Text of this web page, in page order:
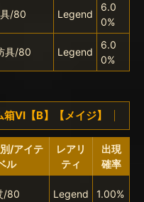
/80 Legend
6.0
0%
具/80 Legend
6.0
0%
VI【B】【メイジ】
/アイテ
ル
レアリ
ティ
出現
確率
/80 Legend 1.00%